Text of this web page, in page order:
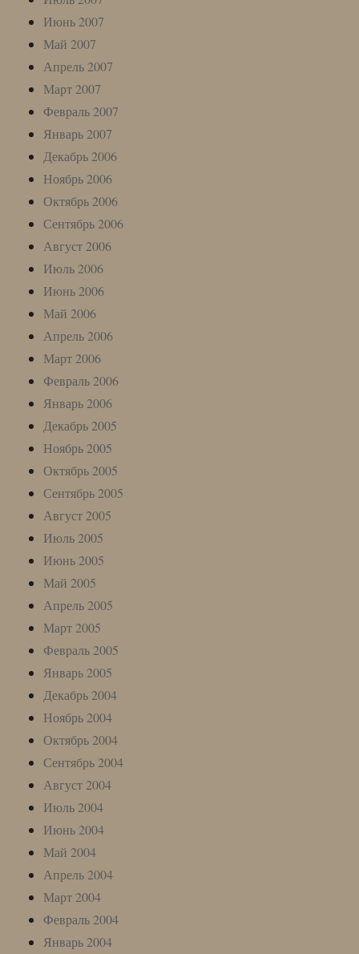
Июнь 2007
Май 2007
Апрель 2007
Март 2007
Февраль 2007
Январь 2007
Декабрь 2006
Ноябрь 2006
Октябрь 2006
Сентябрь 2006
Август 2006
Июль 2006
Июнь 2006
Май 2006
Апрель 2006
Март 2006
Февраль 2006
Январь 2006
Декабрь 2005
Ноябрь 2005
Октябрь 2005
Сентябрь 2005
Август 2005
Июль 2005
Июнь 2005
Май 2005
Апрель 2005
Март 2005
Февраль 2005
Январь 2005
Декабрь 2004
Ноябрь 2004
Октябрь 2004
Сентябрь 2004
Август 2004
Июль 2004
Июнь 2004
Май 2004
Апрель 2004
Март 2004
Февраль 2004
Январь 2004